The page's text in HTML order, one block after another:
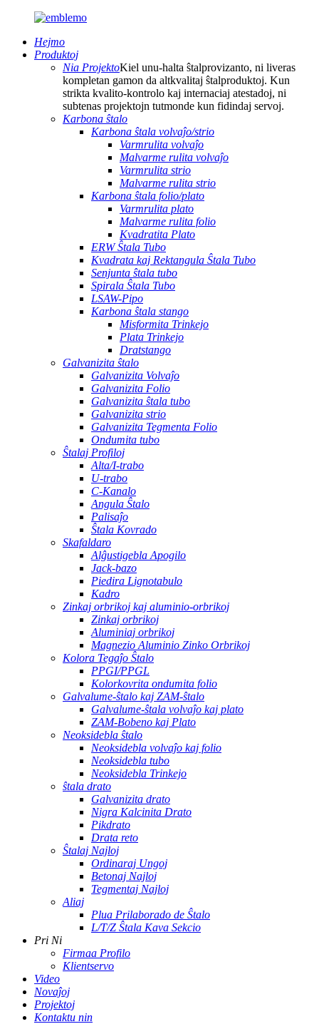
Hejmo
Produktoj
Nia ProjektoKiel unu-halta ŝtalprovizanto, ni liveras
kompletan gamon da altkvalitaj ŝtalproduktoj. Kun
strikta kvalito-kontrolo kaj internaciaj atestadoj, ni
subtenas projektojn tutmonde kun fidindaj servoj.
Karbona ŝtalo
Karbona ŝtala volvaĵo/strio
Varmrulita volvaĵo
Malvarme rulita volvaĵo
Varmrulita strio
Malvarme rulita strio
Karbona ŝtala folio/plato
Varmrulita plato
Malvarme rulita folio
Kvadratita Plato
ERW Ŝtala Tubo
Kvadrata kaj Rektangula Ŝtala Tubo
Senjunta ŝtala tubo
Spirala Ŝtala Tubo
LSAW-Pipo
Karbona ŝtala stango
Misformita Trinkejo
Plata Trinkejo
Dratstango
Galvanizita ŝtalo
Galvanizita Volvaĵo
Galvanizita Folio
Galvanizita ŝtala tubo
Galvanizita strio
Galvanizita Tegmenta Folio
Ondumita tubo
Ŝtalaj Profiloj
Alta/I-trabo
U-trabo
C-Kanalo
Angula Ŝtalo
Palisaĵo
Ŝtala Kovrado
Skafaldaro
Alĝustigebla Apogilo
Jack-bazo
Piedira Lignotabulo
Kadro
Zinkaj orbrikoj kaj aluminio-orbrikoj
Zinkaj orbrikoj
Aluminiaj orbrikoj
Magnezio Aluminio Zinko Orbrikoj
Kolora Tegaĵo Ŝtalo
PPGI/PPGL
Kolorkovrita ondumita folio
Galvalume-ŝtalo kaj ZAM-ŝtalo
Galvalume-ŝtala volvaĵo kaj plato
ZAM-Bobeno kaj Plato
Neoksidebla ŝtalo
Neoksidebla volvaĵo kaj folio
Neoksidebla tubo
Neoksidebla Trinkejo
ŝtala drato
Galvanizita drato
Nigra Kalcinita Drato
Pikdrato
Drata reto
Ŝtalaj Najloj
Ordinaraj Ungoj
Betonaj Najloj
Tegmentaj Najloj
Aliaj
Plua Prilaborado de Ŝtalo
L/T/Z Ŝtala Kava Sekcio
Pri Ni
Firmaa Profilo
Klientservo
Video
Novaĵoj
Projektoj
Kontaktu nin